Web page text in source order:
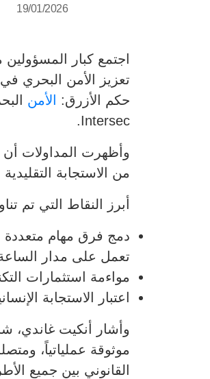
19/01/2026
اجتمع كبار
حكم الأزرق:
الأمن
Intersec.
وأظهرت المداولات أن
من الاستجابة
أبرز النقاط التي تم
تعمل على مدار
مواءمة استثمارات
اعتبار الاستجابة
موثوقة عملياتياً،
القانوني بين جميع